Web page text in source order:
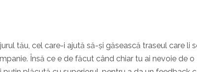
tău, cel care-i ajută să-și găsească traseul care li
Însă ce e de făcut când chiar tu ai nevoie de o